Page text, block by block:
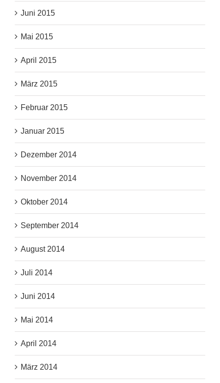
Juni 2015
Mai 2015
April 2015
März 2015
Februar 2015
Januar 2015
Dezember 2014
November 2014
Oktober 2014
September 2014
August 2014
Juli 2014
Juni 2014
Mai 2014
April 2014
März 2014